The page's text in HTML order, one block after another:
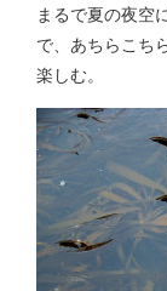
まるで夏の夜空
で、あちらこち
楽しむ。